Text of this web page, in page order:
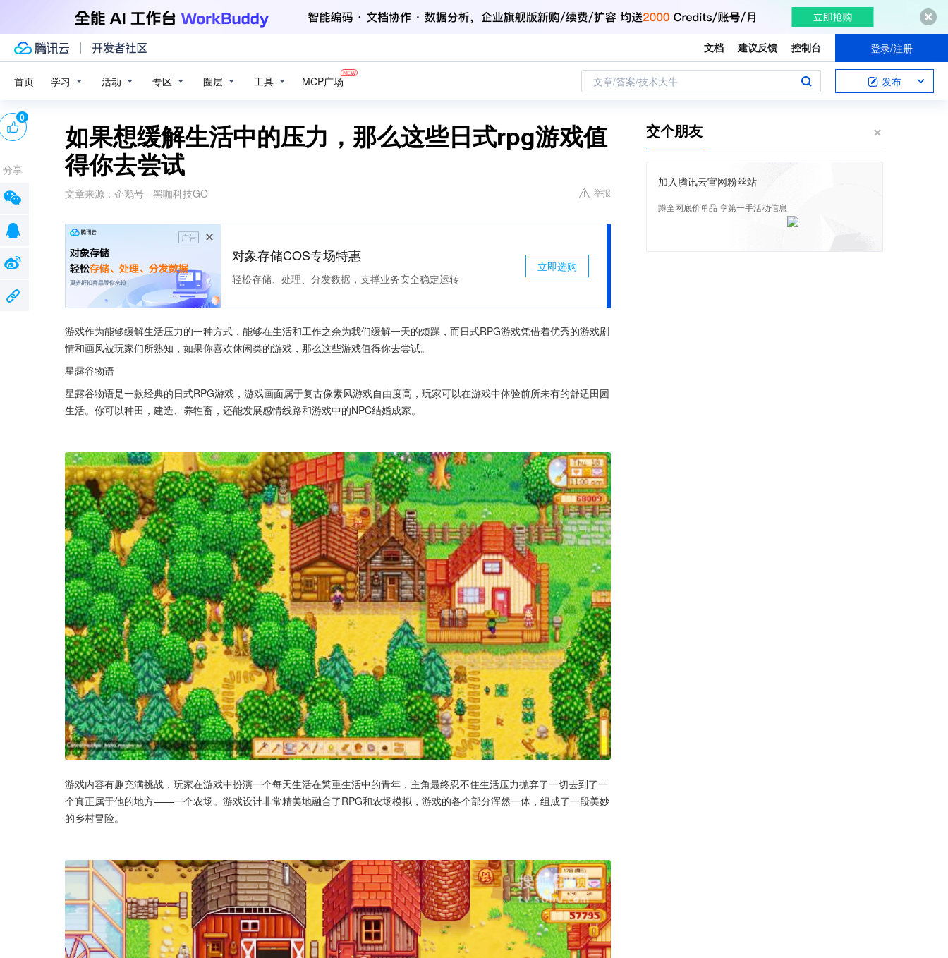
文档 建议反馈 控制台 登录/注册
首页 学习 活动 专区 圈层 工具 MCP广场 文章/答案/技术大牛 发布
如果想缓解生活中的压力，那么这些日式rpg游戏值
得你去尝试
文章来源： 企鹅号 - 黑咖科技GO 举报
广告
对象存储COS专场特惠
轻松存储、处理、分发数据，支撑业务安全稳定运转
立即选购
游戏作为能够缓解生活压力的一种方式，能够在生活和工作之余为我们缓解一天的烦躁，而日式RPG游戏凭借着优秀的游戏剧
情和画风被玩家们所熟知，如果你喜欢休闲类的游戏，那么这些游戏值得你去尝试。
星露谷物语
星露谷物语是一款经典的日式RPG游戏，游戏画面属于复古像素风游戏自由度高，玩家可以在游戏中体验前所未有的舒适田园
生活。你可以种田，建造、养牲畜，还能发展感情线路和游戏中的NPC结婚成家。
游戏内容有趣充满挑战，玩家在游戏中扮演一个每天生活在繁重生活中的青年，主角最终忍不住生活压力抛弃了一切去到了一
个真正属于他的地方——一个农场。游戏设计非常精美地融合了RPG和农场模拟，游戏的各个部分浑然一体，组成了一段美妙
的乡村冒险。
0
分享
交个朋友
加入腾讯云官网粉丝站
蹲全网底价单品 享第一手活动信息